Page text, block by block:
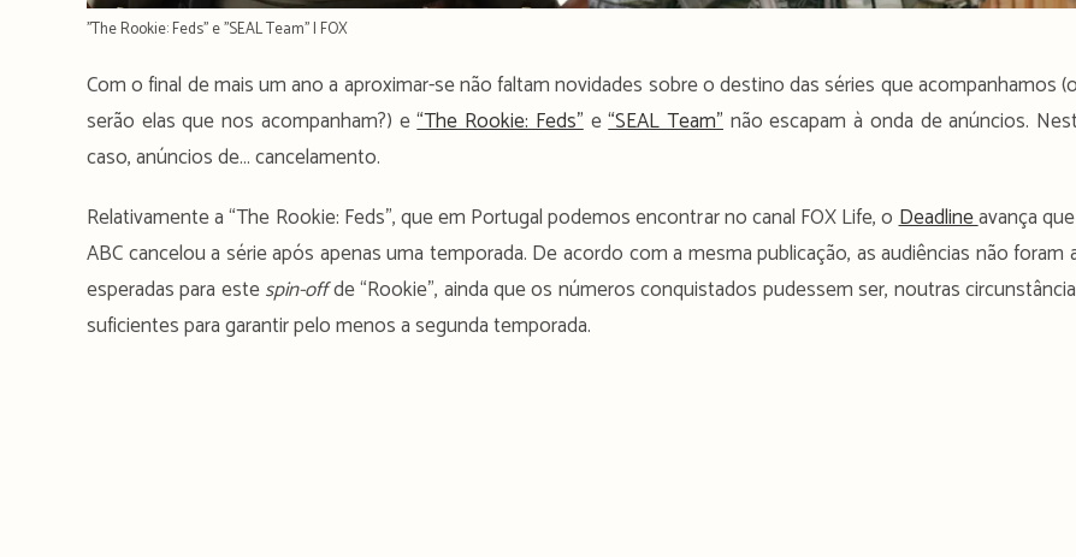
''The Rookie: Feds'' e ''SEAL Team'' | FOX
Com o final de mais um ano a aproximar-se não faltam novidades sobre o destino das séries que acompanhamos
serão elas que nos acompanham?) e“The Rookie: Feds”e“SEAL Team”não escapam à onda de anúncios.
caso, anúncios de… cancelamento.
Relativamente a “The Rookie: Feds”, que em Portugal podemos encontrar no canal FOX Life, oDeadlineavança
ABC cancelou a série após apenas uma temporada. De acordo com a mesma publicação, as audiências não foram
esperadas para estespin-offde “Rookie”, ainda que os números conquistados pudessem ser, noutras
suficientes para garantir pelo menos a segunda temporada.